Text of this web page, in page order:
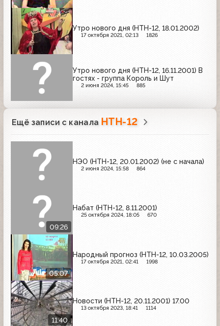
Утро нового дня (НТН-12, 18.01.2002)
17 октября 2021, 02:13 1826
Утро нового дня (НТН-12, 16.11.2001) В
гостях - группа Король и Шут
2 июня 2024, 15:45 885
Ещё записи с канала НТН-12
НЭО (НТН-12, 20.01.2002) (не с начала)
2 июня 2024, 15:58 864
09:26
Набат (НТН-12, 8.11.2001)
25 октября 2024, 18:05 670
05:07
Народный прогноз (НТН-12, 10.03.2005)
17 октября 2021, 02:41 1998
11:40
Новости (НТН-12, 20.11.2001) 17.00
13 октября 2023, 18:41 1114